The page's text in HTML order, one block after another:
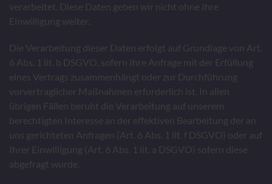
verarbeitet. Diese Daten geben wir nicht ohne Ihre
Einwilligung weiter.
Die Verarbeitung dieser Daten erfolgt auf Grundlage von Art.
6 Abs. 1 lit. b DSGVO, sofern Ihre Anfrage mit der Erfüllung
eines Vertrags zusammenhängt oder zur Durchführung
vorvertraglicher Maßnahmen erforderlich ist. In allen
übrigen Fällen beruht die Verarbeitung auf unserem
berechtigten Interesse an der effektiven Bearbeitung der an
uns gerichteten Anfragen (Art. 6 Abs. 1 lit. f DSGVO) oder auf
Ihrer Einwilligung (Art. 6 Abs. 1 lit. a DSGVO) sofern diese
abgefragt wurde.